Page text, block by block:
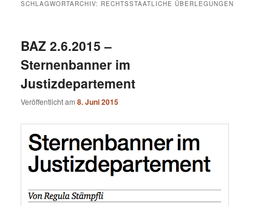
SCHLAGWORTARCHIV: RECHTSSTAATLICHE ÜBERLEGUNGEN
BAZ 2.6.2015 –
Sternenbanner im
Justizdepartement
Veröffentlicht am8. Juni 2015